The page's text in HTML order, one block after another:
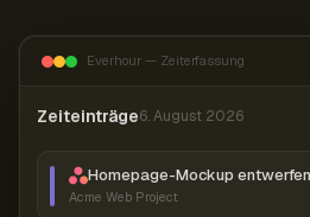
Everhour — Zeiterfassung
Zeiteinträge6. August 2026
Homepage-Mockup entwerfen
Acme Web Project